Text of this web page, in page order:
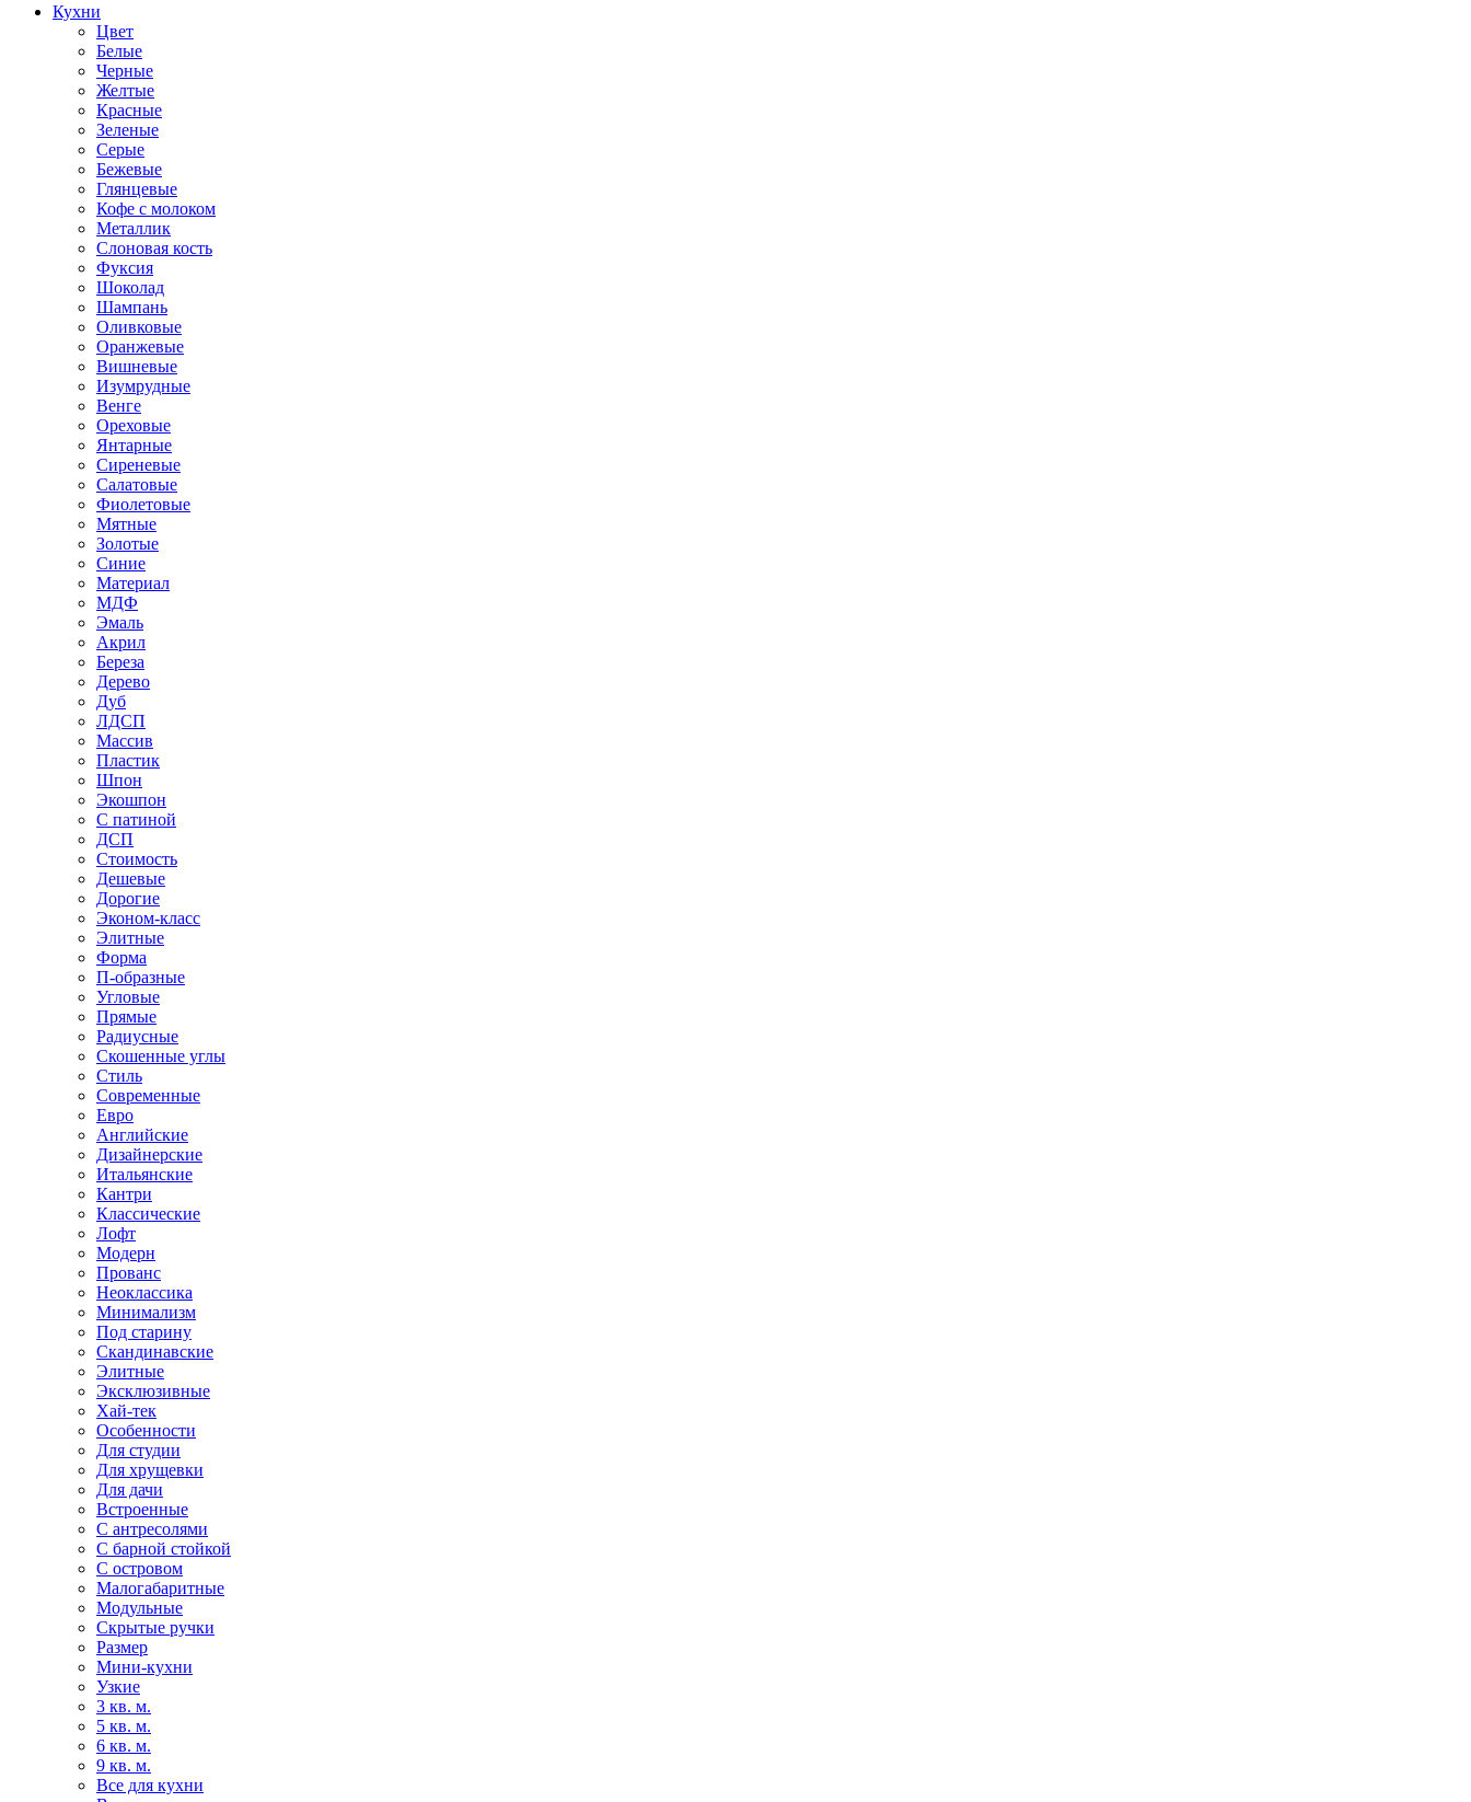
Кухни
Цвет
Белые
Черные
Желтые
Красные
Зеленые
Серые
Бежевые
Глянцевые
Кофе с молоком
Металлик
Слоновая кость
Фуксия
Шоколад
Шампань
Оливковые
Оранжевые
Вишневые
Изумрудные
Венге
Ореховые
Янтарные
Сиреневые
Салатовые
Фиолетовые
Мятные
Золотые
Синие
Материал
МДФ
Эмаль
Акрил
Береза
Дерево
Дуб
ЛДСП
Массив
Пластик
Шпон
Экошпон
С патиной
ДСП
Стоимость
Дешевые
Дорогие
Эконом-класс
Элитные
Форма
П-образные
Угловые
Прямые
Радиусные
Скошенные углы
Стиль
Современные
Евро
Английские
Дизайнерские
Итальянские
Кантри
Классические
Лофт
Модерн
Прованс
Неоклассика
Минимализм
Под старину
Скандинавские
Элитные
Эксклюзивные
Хай-тек
Особенности
Для студии
Для хрущевки
Для дачи
Встроенные
С антресолями
С барной стойкой
С островом
Малогабаритные
Модульные
Скрытые ручки
Размер
Мини-кухни
Узкие
3 кв. м.
5 кв. м.
6 кв. м.
9 кв. м.
Все для кухни